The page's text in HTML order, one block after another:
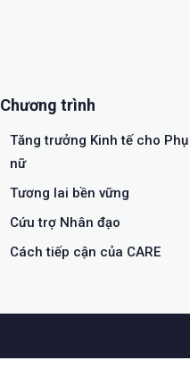
Chương trình
Tăng trưởng Kinh tế cho Phụ
nữ
Tương lai bền vững
Cứu trợ Nhân đạo
Cách tiếp cận của CARE